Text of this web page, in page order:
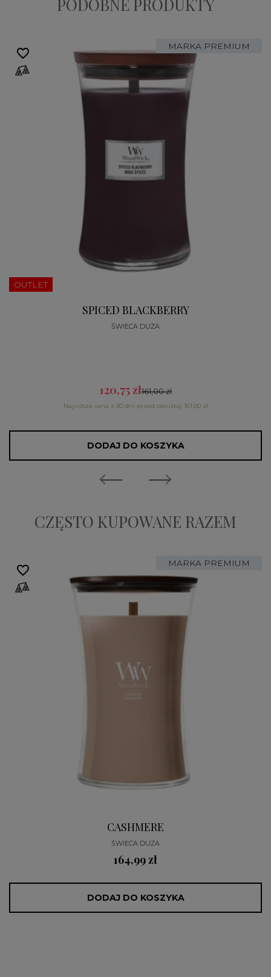
PODOBNE PRODUKTY
MARKA PREMIUM
OUTLET
SPICED BLACKBERRY
ŚWIECA DUŻA
120,75 zł161,00 zł
Najniższa cena z 30 dni przed obniżką: 161,00 zł
DODAJ DO KOSZYKA
favorite_border
CZĘSTO KUPOWANE RAZEM
MARKA PREMIUM
CASHMERE
ŚWIECA DUŻA
164,99 zł
DODAJ DO KOSZYKA
favorite_border